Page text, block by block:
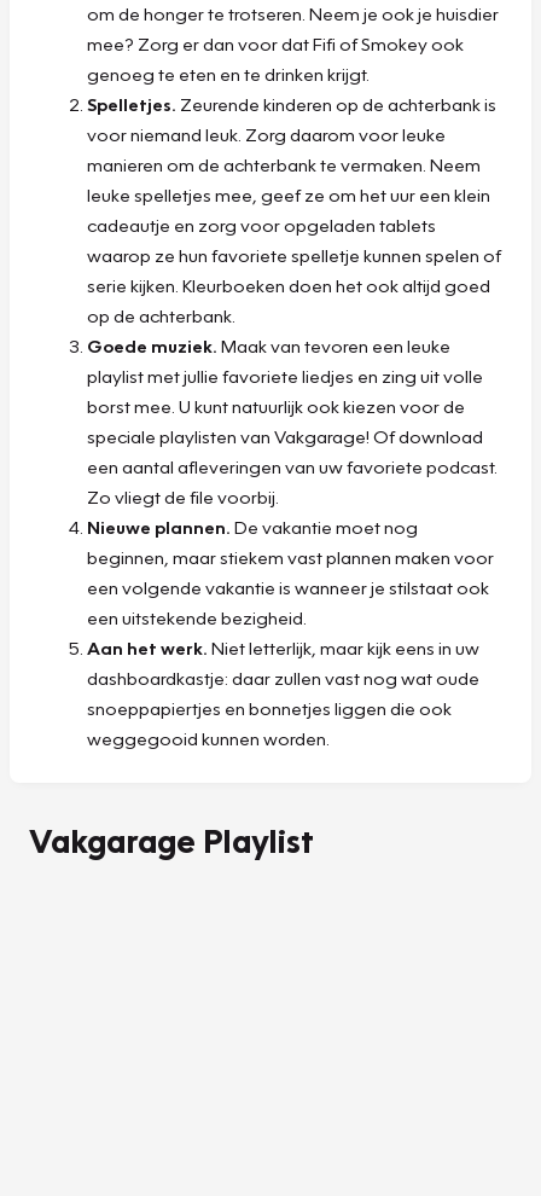
om de honger te trotseren. Neem je ook je huisdier
mee? Zorg er dan voor dat Fifi of Smokey ook
genoeg te eten en te drinken krijgt.
Spelletjes. Zeurende kinderen op de achterbank is
voor niemand leuk. Zorg daarom voor leuke
manieren om de achterbank te vermaken. Neem
leuke spelletjes mee, geef ze om het uur een klein
cadeautje en zorg voor opgeladen tablets
waarop ze hun favoriete spelletje kunnen spelen of
serie kijken. Kleurboeken doen het ook altijd goed
op de achterbank.
Goede muziek. Maak van tevoren een leuke
playlist met jullie favoriete liedjes en zing uit volle
borst mee. U kunt natuurlijk ook kiezen voor de
speciale playlisten van Vakgarage! Of download
een aantal afleveringen van uw favoriete podcast.
Zo vliegt de file voorbij.
Nieuwe plannen. De vakantie moet nog
beginnen, maar stiekem vast plannen maken voor
een volgende vakantie is wanneer je stilstaat ook
een uitstekende bezigheid.
Aan het werk. Niet letterlijk, maar kijk eens in uw
dashboardkastje: daar zullen vast nog wat oude
snoeppapiertjes en bonnetjes liggen die ook
weggegooid kunnen worden.
Vakgarage Playlist